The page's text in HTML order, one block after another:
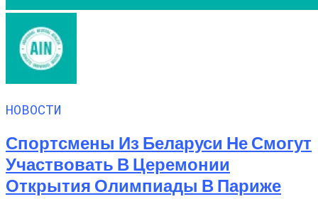
НОВОСТИ
Спортсмены Из Беларуси Не Смогут
Участвовать В Церемонии
Открытия Олимпиады В Париже